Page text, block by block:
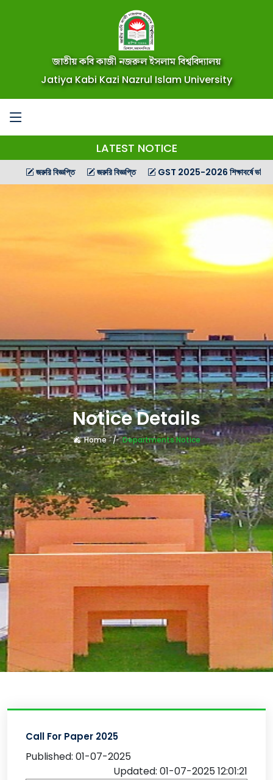
জাতীয় কবি কাজী নজরুল ইসলাম বিশ্ববিদ্যালয়
Jatiya Kabi Kazi Nazrul Islam University
LATEST NOTICE
জরুরি বিজ্ঞপ্তি জরুরি বিজ্ঞপ্তি GST 2025-2026 শিক্ষাবর্ষে ভর্তিচ্ছু
Notice Details
Home Departments Notice
Call For Paper 2025
Published: 01-07-2025
Updated: 01-07-2025 12:01:21